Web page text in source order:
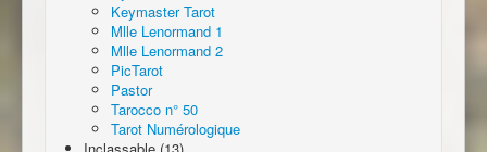
Keymaster Tarot
Mlle Lenormand 1
Mlle Lenormand 2
PicTarot
Pastor
Tarocco n° 50
Tarot Numérologique